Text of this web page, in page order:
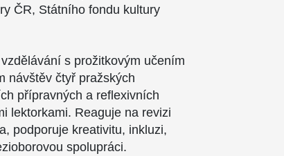
ČR, Státního fondu kultury
s prožitkovým učením
návštěv čtyř pražských
přípravných a reflexivních
lektorkami. Reaguje na revizi
podporuje kreativitu, inkluzi,
spolupráci.